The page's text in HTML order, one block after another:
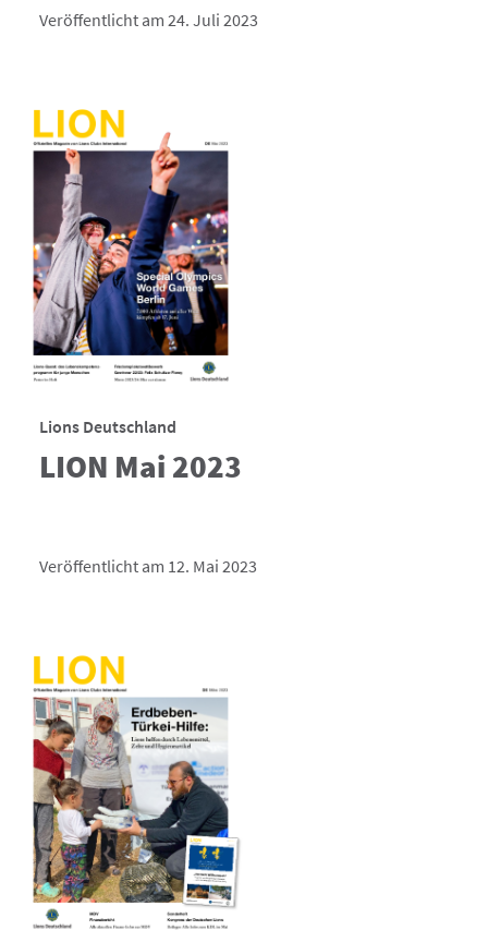
Veröffentlicht am 24. Juli 2023
Lions Deutschland
LION Mai 2023
Veröffentlicht am 12. Mai 2023